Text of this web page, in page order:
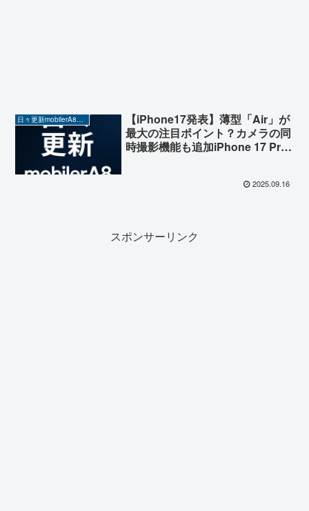
日々更新mobilerA8（Yahoo!ニュースを毎日ウォッチ）
【iPhone17発表】薄型「Air」が
最大の注目ポイント？カメラの同
時撮影機能も追加iPhone 17 Pro
2025.09.16
スポンサーリンク